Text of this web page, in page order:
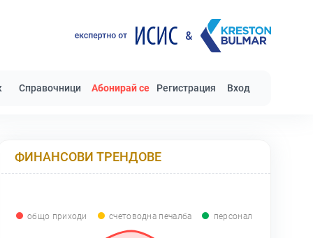
Справочници Абонирай се Регистрация Вход
ФИНАНСОВИ ТРЕНДОВЕ
общо приходи счетоводна печалба персонал